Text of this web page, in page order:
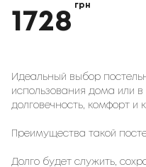
1728
грн
Идеальный выбор
использования дома или в
долговечность, комфорт и
Преимущества такой
Долго будет служить,